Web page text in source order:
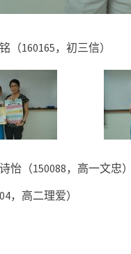
（160165，初三信）
怡（150088，高一文忠
，高二理爱）